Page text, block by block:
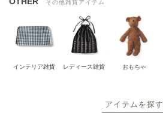
その他雑貨アイテム
インテリア雑貨 レディース雑貨 おもちゃ
アイテムを探す